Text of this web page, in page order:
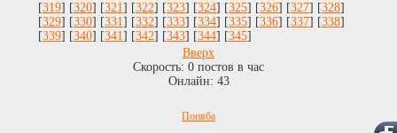
[319] [320] [321 ] [322] [323] [324] [325] [326] [327] [328]
[329] [330] [331 ] [332] [333] [334] [335] [336] [337] [338]
[339] [340] [341 ] [342] [343] [344] [345]
Вверх
Скорость: 0 постов в час
Онлайн: 43
Поняба